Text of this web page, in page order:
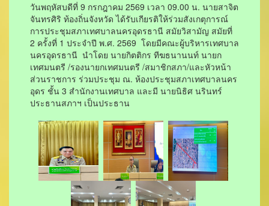
วันพฤหัสบดีที่ 9 กรกฎาคม 2569 เวลา 09.00 น. นายสาจิต
จันทรศิริ ท้องถิ่นจังหวัด ได้รับเกียรติให้ร่วมสังเกตุการณ์
การประชุมสภาเทศบาลนครอุดรธานี สมัยวิสามัญ สมัยที่
2 ครั้งที่ 1 ประจำปี พ.ศ. 2569 โดยมีคณะผู้บริหารเทศบาล
นครอุดรธานี นำโดย นายกิตติกร ทีฆธนานนท์ นายก
เทศมนตรี /รองนายกเทศมนตรี /สมาชิกสภา/และหัวหน้า
ส่วนราชการ ร่วมประชุม ณ. ห้องประชุมสภาเทศบาลนคร
อุดร ชั้น 3 สำนักงานเทศบาล และมี นายนิธิศ นรินทร์
ประธานสภาฯ เป็นประธาน